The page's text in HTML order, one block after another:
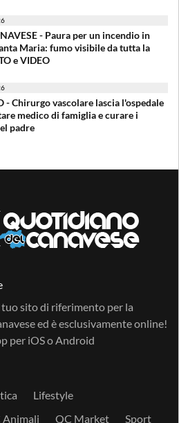
- Paura per un incendio in
Maria: fumo visibile da tutta la
e VIDEO
- Chirurgo vascolare lascia l'ospedale
medico di famiglia e curare i
padre
sito di riferimento per la
ed è esclusivamente online!
per iOSoAndroid
Lifestyle
Animali QC Market
Sport